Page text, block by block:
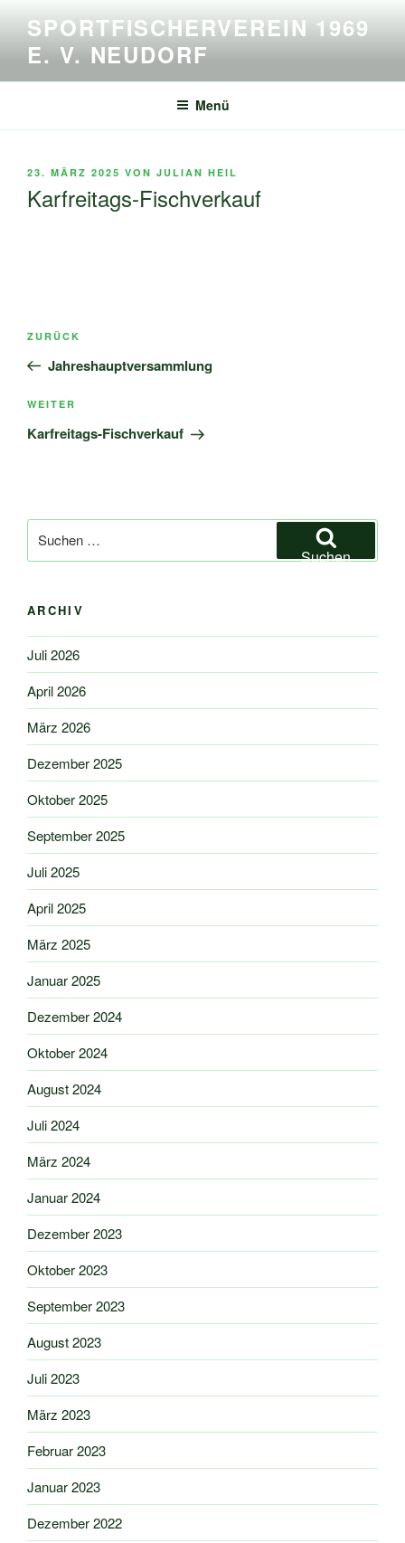
Inhalt
springen
SPORTFISCHERVEREIN 1969
E. V. NEUDORF
Menü
VERÖFFENTLICHT
23. MÄRZ 2025 VON JULIAN HEIL
Karfreitags-Fischverkauf
Beitragsnavigation
Vorheriger
Beitrag
ZURÜCK
Jahreshauptversammlung
Nächster
Beitrag
WEITER
Karfreitags-Fischverkauf
nach:
Suchen
ARCHIV
Juli 2026
April 2026
März 2026
Dezember 2025
Oktober 2025
September 2025
Juli 2025
April 2025
März 2025
Januar 2025
Dezember 2024
Oktober 2024
August 2024
Juli 2024
März 2024
Januar 2024
Dezember 2023
Oktober 2023
September 2023
August 2023
Juli 2023
März 2023
Februar 2023
Januar 2023
Dezember 2022